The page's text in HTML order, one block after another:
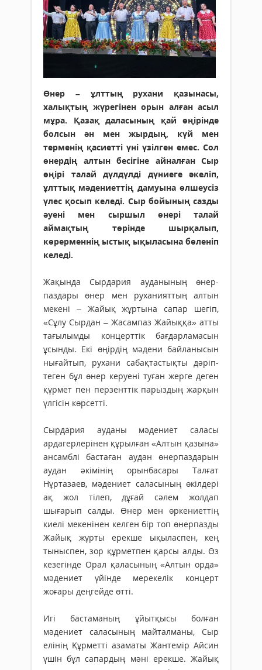
Өнер – ұлттың рухани қазынасы,
халықтың жүрегінен орын алған асыл
мұра. Қазақ даласының қай өңірінде
болсын ән мен жырдың, күй мен
терменің қасиетті үні үзілген емес. Сол
өнердің алтын бесігіне айналған Сыр
өңірі талай дүлдүлді дүниеге әкеліп,
ұлттық мәдениеттің дамуына өлшеусіз
үлес қосып келеді. Сыр бойының сазды
әуені мен сыршыл өнері талай
аймақтың төрінде шырқалып,
көрерменнің ыстық ықыласына бөленіп
келеді.
Жақында Сырдария ауданының өнер­
паздары өнер мен руханияттың алтын
мекені – Жайық жұртына сапар шегіп,
«Сұлу Сырдан – Жасампаз Жайыққа» атты
тағылымды концерттік бағдарламасын
ұсын­ды. Екі өңірдің мәдени байланысын
нығайтып, рухани сабақтастықты дәріп­
теген бұл өнер керуені туған жерге деген
құрмет пен перзенттік парыздың жар­қын
үлгісін көрсетті.
Сырдария ауданы мәдениет саласы
ардагерлерінен құрылған «Алтын қазы­на»
ансамблі бастаған аудан өнер­паздарын
аудан әкімінің орынбасары Талғат
Нұртазаев, мәдениет саласының өкілдері
ақ жол тілеп, дұғай сәлем жолдап
шығарып салды. Өнер мен өркениеттің
киелі мекенінен келген бір топ өнерпазды
Жайық жұрты ерекше ықыласпен, кең
тыныспен, зор құрметпен қарсы алды. Өз
кезегінде Орал қаласының «Алтын орда»
мәдениет үйінде мерекелік концерт
жоғары деңгейде өтті.
Игі бастаманың ұйытқысы болған
мәдениет саласының майталманы, Сыр
елінің Құрметті азаматы Жантемір Айсин
үшін бұл сапардың мәні ерекше. Жайық